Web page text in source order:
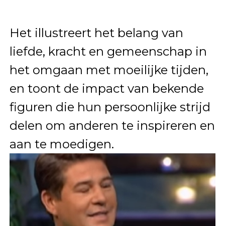
Het illustreert het belang van
liefde, kracht en gemeenschap in
het omgaan met moeilijke tijden,
en toont de impact van bekende
figuren die hun persoonlijke strijd
delen om anderen te inspireren en
aan te moedigen.